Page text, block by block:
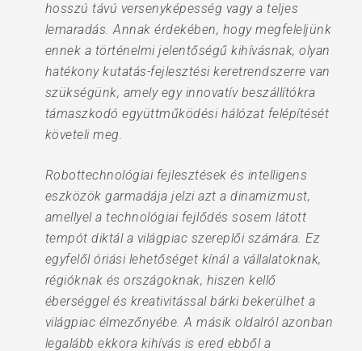
hosszú távú versenyképesség vagy a teljes
lemaradás. Annak érdekében, hogy megfeleljünk
ennek a történelmi jelentőségű kihívásnak, olyan
hatékony kutatás-fejlesztési keretrendszerre van
szükségünk, amely egy innovatív beszállítókra
támaszkodó együttműködési hálózat felépítését
követeli meg.
Robottechnológiai fejlesztések és intelligens
eszközök garmadája jelzi azt a dinamizmust,
amellyel a technológiai fejlődés sosem látott
tempót diktál a világpiac szereplői számára. Ez
egyfelől óriási lehetőséget kínál a vállalatoknak,
régióknak és országoknak, hiszen kellő
éberséggel és kreativitással bárki bekerülhet a
világpiac élmezőnyébe. A másik oldalról azonban
legalább ekkora kihívás is ered ebből a